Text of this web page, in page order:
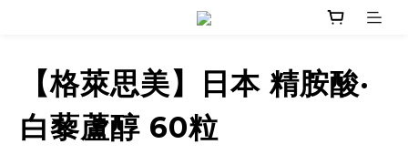
【格萊思美】日本 精胺酸·
白藜蘆醇 60粒